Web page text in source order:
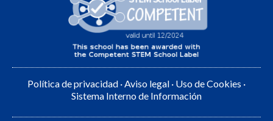
Política de privacidad ·Aviso legal · Uso de Cookies ·
Sistema Interno de Información